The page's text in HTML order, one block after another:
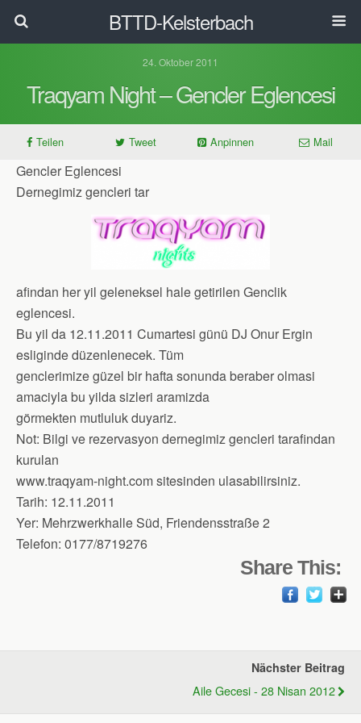
BTTD-Kelsterbach
24. Oktober 2011
Traqyam Night – Gencler Eglencesi
Teilen Tweet Anpinnen Mail
Gencler Eglencesi
Dernegimiz gencleri tar
afindan her yil geleneksel hale getirilen Genclik
eglencesi.
Bu yil da 12.11.2011 Cumartesi günü DJ Onur Ergin
esliginde düzenlenecek. Tüm
genclerimize güzel bir hafta sonunda beraber olmasi
amaciyla bu yilda sizleri aramizda
görmekten mutluluk duyariz.
Not: Bilgi ve rezervasyon dernegimiz gencleri tarafindan
kurulan
www.traqyam-night.com sitesinden ulasabilirsiniz.
Tarih: 12.11.2011
Yer: Mehrzwerkhalle Süd, Friendensstraße 2
Telefon: 0177/8719276
Share This:
Nächster Beitrag
Aile Gecesi - 28 Nisan 2012